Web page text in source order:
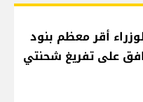
أقر معظم بنود
على تفريغ شحنتي